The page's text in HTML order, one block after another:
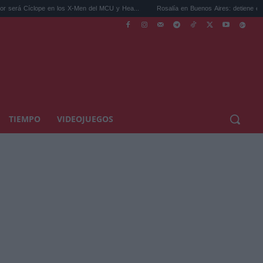
los X-Men del MCU y Hea... Rosalía en Buenos Aires: detiene el tráfico y se s...
TIEMPO VIDEOJUEGOS